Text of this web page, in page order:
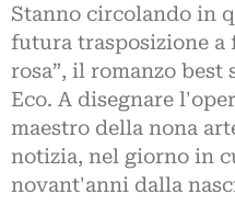
Stanno circolando in
futura trasposizione a
rosa”, il romanzo
Eco. A disegnare
maestro della nona
notizia, nel giorno in
novant'anni dalla